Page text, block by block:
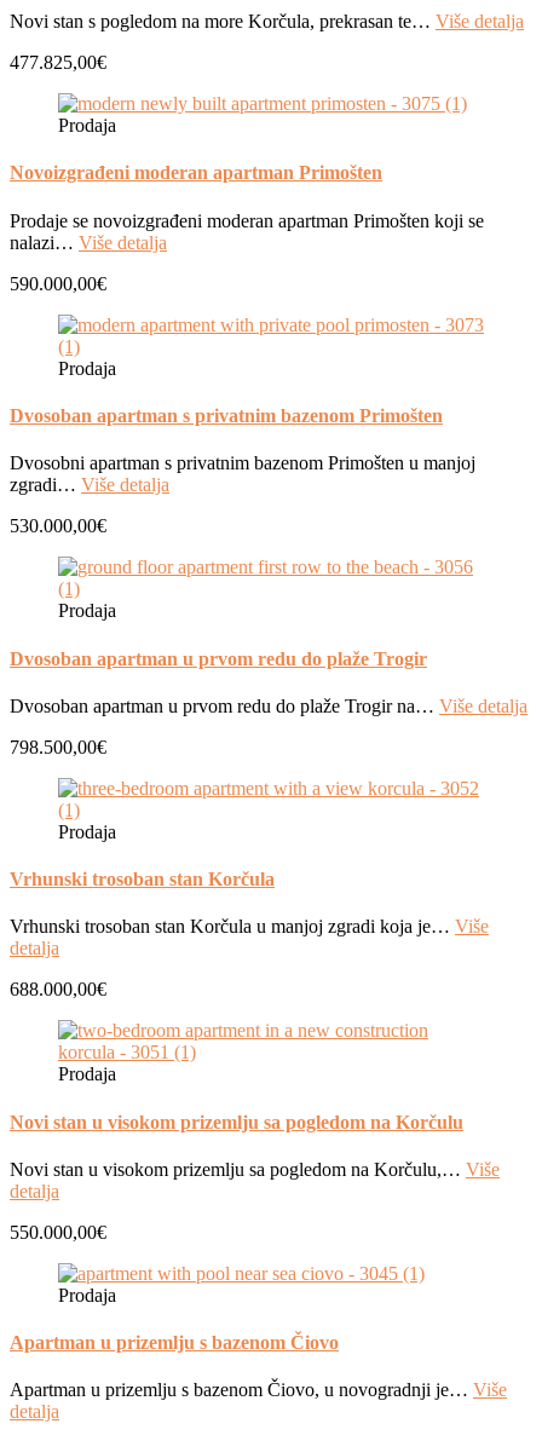
Novi stan s pogledom na more Korčula, prekrasan te… Više detalja
477.825,00€
Prodaja
Novoizgrađeni moderan apartman Primošten
Prodaje se novoizgrađeni moderan apartman Primošten koji se
nalazi… Više detalja
590.000,00€
Prodaja
Dvosoban apartman s privatnim bazenom Primošten
Dvosobni apartman s privatnim bazenom Primošten u manjoj
zgradi… Više detalja
530.000,00€
Prodaja
Dvosoban apartman u prvom redu do plaže Trogir
Dvosoban apartman u prvom redu do plaže Trogir na… Više detalja
798.500,00€
Prodaja
Vrhunski trosoban stan Korčula
Vrhunski trosoban stan Korčula u manjoj zgradi koja je… Više
detalja
688.000,00€
Prodaja
Novi stan u visokom prizemlju sa pogledom na Korčulu
Novi stan u visokom prizemlju sa pogledom na Korčulu,… Više
detalja
550.000,00€
Prodaja
Apartman u prizemlju s bazenom Čiovo
Apartman u prizemlju s bazenom Čiovo, u novogradnji je… Više
detalja